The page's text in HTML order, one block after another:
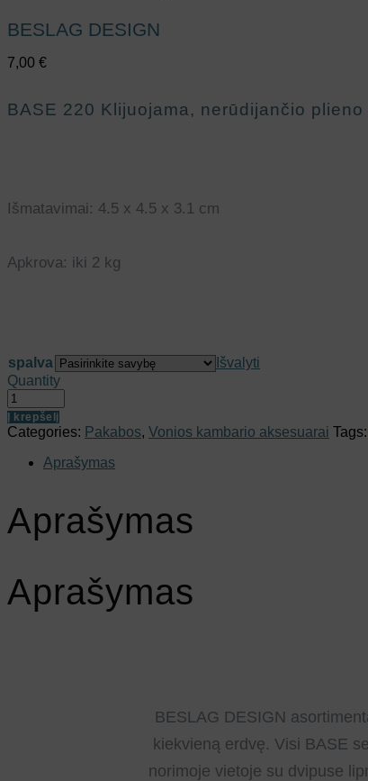
BESLAG DESIGN
7,00 €
BASE 220 Klijuojama, nerūdijančio
Išmatavimai: 4.5 x 4.5 x 3.1 cm
Apkrova: iki 2 kg
spalva
Išvalyti
Quantity
Į krepšelį
Categories: Pakabos, Vonios kambario aksesuarai Tags:
Aprašymas
Aprašymas
Aprašymas
BESLAG DESIGN
kiekvieną erdvę. Visi BASE
norimoje vietoje su dvipuse